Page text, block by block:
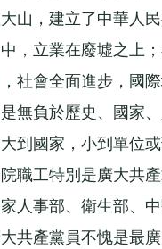
山，建立了中華人
，立業在廢墟之上
社會全面進步，國
無負於歷史、國家
到國家，小到單位
職工特別是廣大共
人事部、衛生部、
共產黨員不愧是最